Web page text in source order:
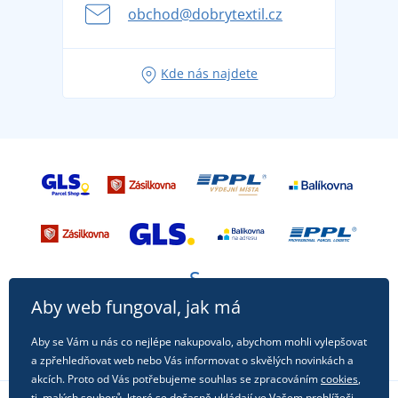
se na dovolenou bez starostí
Tipy na svěží outfity pro pohodové léto
obchod@dobrytextil.cz
Kde nás najdete
Aby web fungoval, jak má
Aby se Vám u nás co nejlépe nakupovalo, abychom mohli vylepšovat
a zpřehledňovat web nebo Vás informovat o skvělých novinkách a
akcích. Proto od Vás potřebujeme souhlas se zpracovánímcookies,